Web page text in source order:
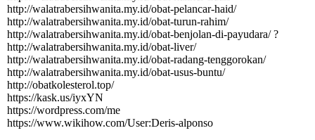
http:­//­walatrabersihwanita.­my.­id/­obat-­pelancar-­haid/­
http:­//­walatrabersihwanita.­my.­id/­obat-­turun-­rahim/­
http:­//­walatrabersihwanita.­my.­id/­obat-­benjolan-­di-­payudara/­ ?
http:­//­walatrabersihwanita.­my.­id/­obat-­liver/­
http:­//­walatrabersihwanita.­my.­id/­obat-­radang-­tenggorokan/­
http:­//­walatrabersihwanita.­my.­id/­obat-­usus-­buntu/­
http:­//­obatkolesterol.­top/­
https://kask.us/iyxYN
https:­//­wordpress.­com/­me
https:­//­www.­wikihow.­com/­User:­Deris-­alponso